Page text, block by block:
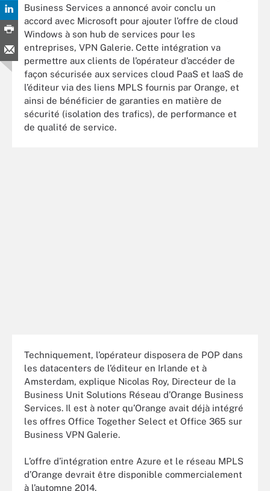
Business Services a annoncé avoir conclu un
accord avec Microsoft pour ajouter l’offre de cloud
Windows à son hub de services pour les
entreprises, VPN Galerie. Cette intégration va
permettre aux clients de l’opérateur d’accéder de
façon sécurisée aux services cloud PaaS et IaaS de
l’éditeur via des liens MPLS fournis par Orange, et
ainsi de bénéficier de garanties en matière de
sécurité (isolation des trafics), de performance et
de qualité de service.
Techniquement, l’opérateur disposera de POP dans
les datacenters de l’éditeur en Irlande et à
Amsterdam, explique Nicolas Roy, Directeur de la
Business Unit Solutions Réseau d’Orange Business
Services. Il est à noter qu’Orange avait déjà intégré
les offres Office Together Select et Office 365 sur
Business VPN Galerie.
L’offre d’intégration entre Azure et le réseau MPLS
d’Orange devrait être disponible commercialement
à l’automne 2014.